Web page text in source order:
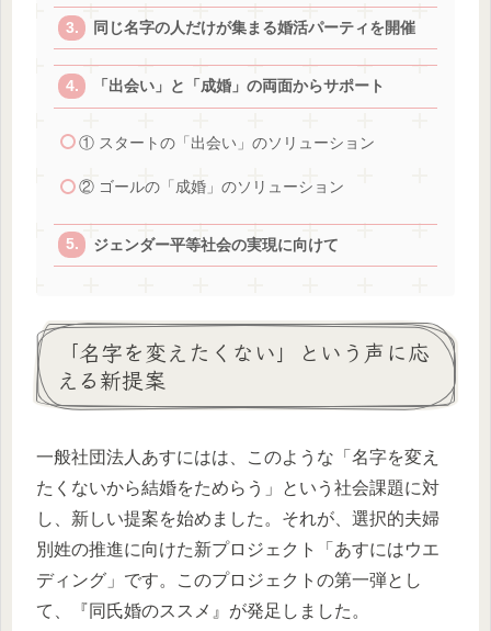
同じ名字の人だけが集まる婚活パーティを開催
「出会い」と「成婚」の両面からサポート
① スタートの「出会い」のソリューション
② ゴールの「成婚」のソリューション
ジェンダー平等社会の実現に向けて
「名字を変えたくない」という声に応
える新提案
一般社団法人あすにはは、このような「名字を変え
たくないから結婚をためらう」という社会課題に対
し、新しい提案を始めました。それが、選択的夫婦
別姓の推進に向けた新プロジェクト「あすにはウエ
ディング」です。このプロジェクトの第一弾とし
て、『同氏婚のススメ』が発足しました。